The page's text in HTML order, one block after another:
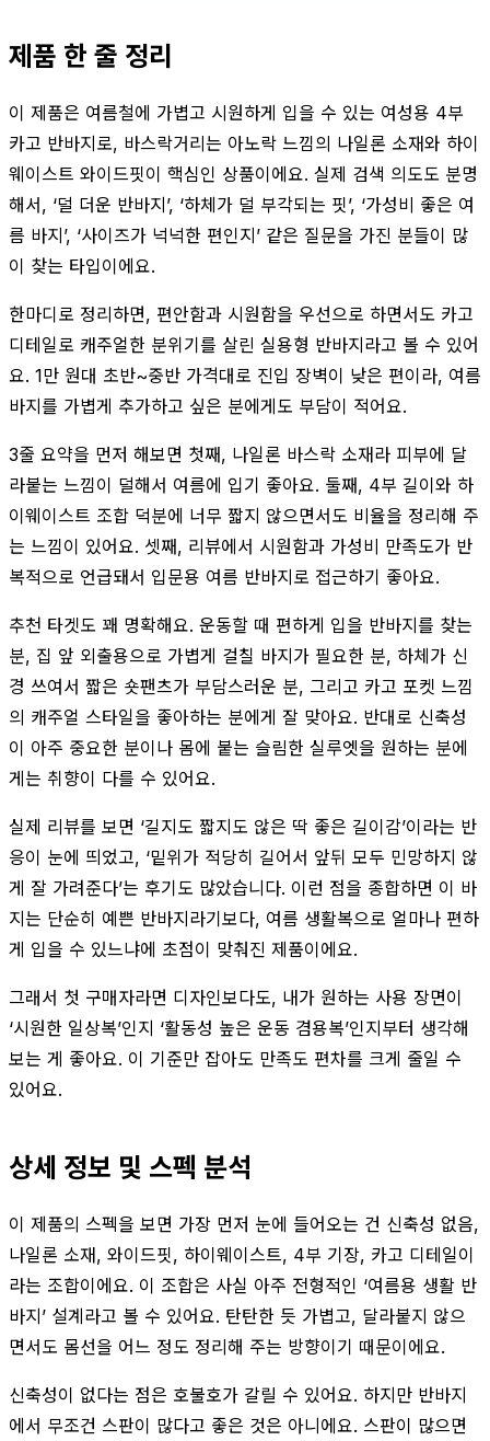
제품 한 줄 정리
이 제품은 여름철에 가볍고 시원하게 입을 수 있는 여성용 4부
카고 반바지로, 바스락거리는 아노락 느낌의 나일론 소재와 하이
웨이스트 와이드핏이 핵심인 상품이에요. 실제 검색 의도도 분명
해서, ‘덜 더운 반바지’, ‘하체가 덜 부각되는 핏’, ‘가성비 좋은 여
름 바지’, ‘사이즈가 넉넉한 편인지’ 같은 질문을 가진 분들이 많
이 찾는 타입이에요.
한마디로 정리하면, 편안함과 시원함을 우선으로 하면서도 카고
디테일로 캐주얼한 분위기를 살린 실용형 반바지라고 볼 수 있어
요. 1만 원대 초반~중반 가격대로 진입 장벽이 낮은 편이라, 여름
바지를 가볍게 추가하고 싶은 분에게도 부담이 적어요.
3줄 요약을 먼저 해보면 첫째, 나일론 바스락 소재라 피부에 달
라붙는 느낌이 덜해서 여름에 입기 좋아요. 둘째, 4부 길이와 하
이웨이스트 조합 덕분에 너무 짧지 않으면서도 비율을 정리해 주
는 느낌이 있어요. 셋째, 리뷰에서 시원함과 가성비 만족도가 반
복적으로 언급돼서 입문용 여름 반바지로 접근하기 좋아요.
추천 타겟도 꽤 명확해요. 운동할 때 편하게 입을 반바지를 찾는
분, 집 앞 외출용으로 가볍게 걸칠 바지가 필요한 분, 하체가 신
경 쓰여서 짧은 숏팬츠가 부담스러운 분, 그리고 카고 포켓 느낌
의 캐주얼 스타일을 좋아하는 분에게 잘 맞아요. 반대로 신축성
이 아주 중요한 분이나 몸에 붙는 슬림한 실루엣을 원하는 분에
게는 취향이 다를 수 있어요.
실제 리뷰를 보면 ‘길지도 짧지도 않은 딱 좋은 길이감’이라는 반
응이 눈에 띄었고, ‘밑위가 적당히 길어서 앞뒤 모두 민망하지 않
게 잘 가려준다’는 후기도 많았습니다. 이런 점을 종합하면 이 바
지는 단순히 예쁜 반바지라기보다, 여름 생활복으로 얼마나 편하
게 입을 수 있느냐에 초점이 맞춰진 제품이에요.
그래서 첫 구매자라면 디자인보다도, 내가 원하는 사용 장면이
‘시원한 일상복’인지 ‘활동성 높은 운동 겸용복’인지부터 생각해
보는 게 좋아요. 이 기준만 잡아도 만족도 편차를 크게 줄일 수
있어요.
상세 정보 및 스펙 분석
이 제품의 스펙을 보면 가장 먼저 눈에 들어오는 건 신축성 없음,
나일론 소재, 와이드핏, 하이웨이스트, 4부 기장, 카고 디테일이
라는 조합이에요. 이 조합은 사실 아주 전형적인 ‘여름용 생활 반
바지’ 설계라고 볼 수 있어요. 탄탄한 듯 가볍고, 달라붙지 않으
면서도 몸선을 어느 정도 정리해 주는 방향이기 때문이에요.
신축성이 없다는 점은 호불호가 갈릴 수 있어요. 하지만 반바지
에서 무조건 스판이 많다고 좋은 것은 아니에요. 스판이 많으면